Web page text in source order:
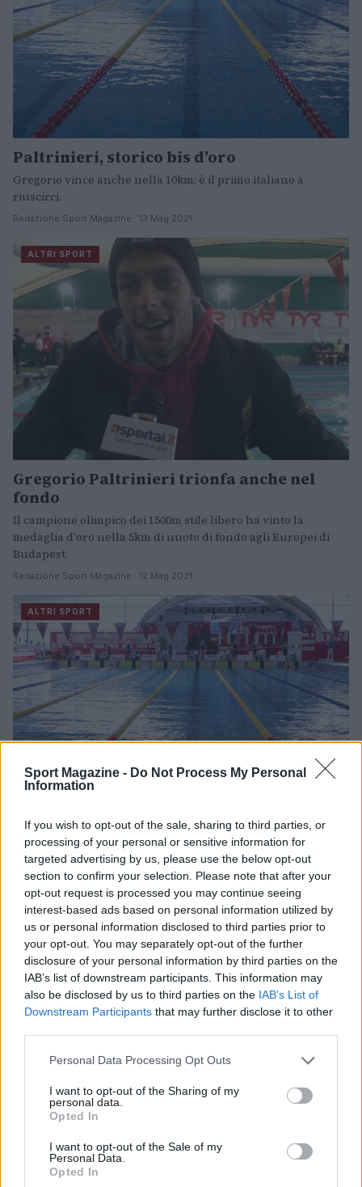
Sport Magazine - Do Not Process My Personal
Information
If you wish to opt-out of the sale, sharing to third parties, or
processing of your personal or sensitive information for
targeted advertising by us, please use the below opt-out
section to confirm your selection. Please note that after your
opt-out request is processed you may continue seeing
interest-based ads based on personal information utilized by
us or personal information disclosed to third parties prior to
your opt-out. You may separately opt-out of the further
disclosure of your personal information by third parties on the
IAB’s list of downstream participants. This information may
also be disclosed by us to third parties on the IAB’s List of
Downstream Participants that may further disclose it to other
Please note that this website/app uses one or more Google
not limited to your visit or usage behaviour. You may click to
grant or deny consent to Google and its third-party tags to
use your data for below specified purposes in below Google
consent section.
Personal Data Processing Opt Outs
I want to opt-out of the Sharing of my
personal data.
Opted In
I want to opt-out of the Sale of my
Personal Data.
Opted In
Paltrinieri, storico bis d’oro
Gregorio vince anche nella 10km: è il primo italiano a
riuscirci.
Redazione Sport Magazine · 13 Mag 2021
ALTRI SPORT
Gregorio Paltrinieri trionfa anche nel
fondo
Il campione olimpico dei 1500m stile libero ha vinto la
medaglia d'oro nella 5km di nuoto di fondo agli Europei di
Budapest.
Redazione Sport Magazine · 12 Mag 2021
ALTRI SPORT
Le impressioni di Paltrinieri dopo gli
Assoluti
Vittorioso negli 800 e nei 1500 sl, il nuotatore carpigiano ha
scandito gli impegni in vista delle Olimpiadi.
Redazione Sport Magazine · 9 Apr 2021
ALTRI SPORT
Paltrinieri: “Non vedo l’ora di gareggiare”